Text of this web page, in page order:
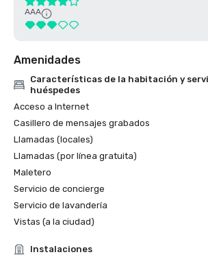
AAA
Amenidades
Características de la habitación y
huéspedes
Acceso a Internet
Casillero de mensajes grabados
Llamadas (locales)
Llamadas (por línea gratuita)
Maletero
Servicio de concierge
Servicio de lavandería
Vistas (a la ciudad)
Instalaciones